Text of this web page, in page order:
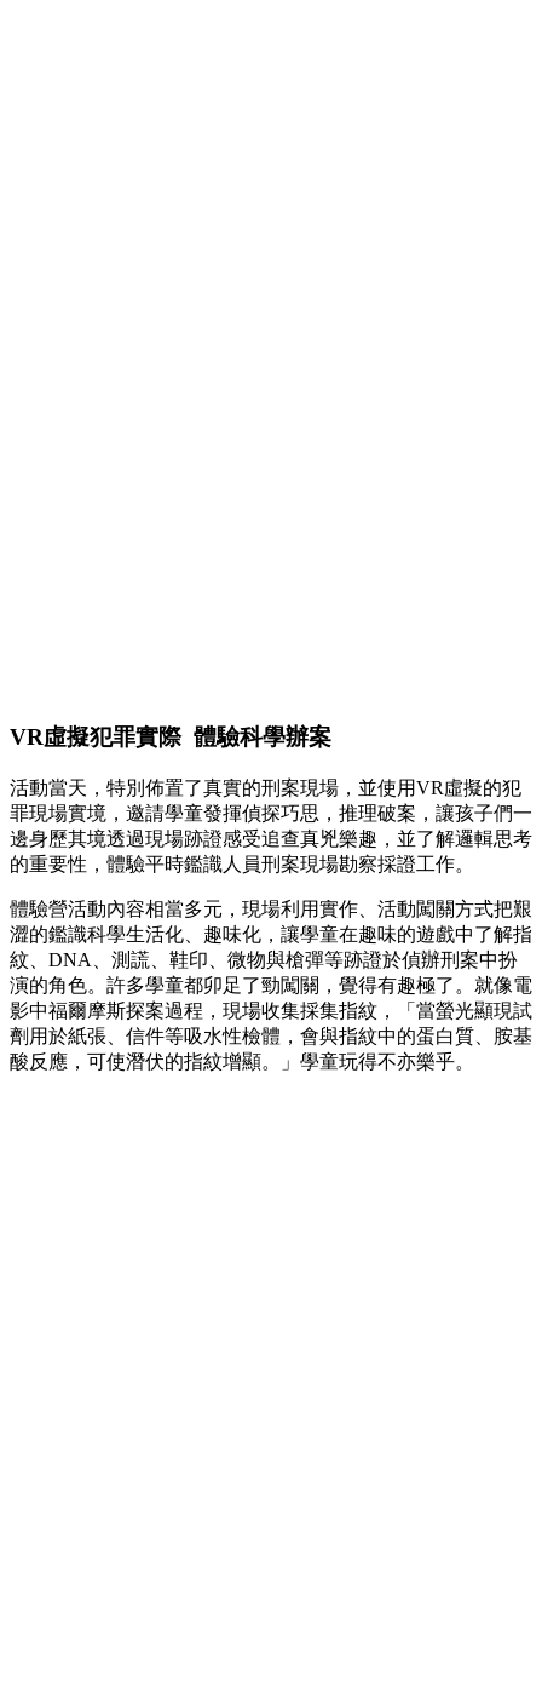
VR虛擬犯罪實際 體驗科學辦案
活動當天，特別佈置了真實的刑案現場，並使用VR虛擬的犯
罪現場實境，邀請學童發揮偵探巧思，推理破案，讓孩子們一
邊身歷其境透過現場跡證感受追查真兇樂趣，並了解邏輯思考
的重要性，體驗平時鑑識人員刑案現場勘察採證工作。
體驗營活動內容相當多元，現場利用實作、活動闖關方式把艱
澀的鑑識科學生活化、趣味化，讓學童在趣味的遊戲中了解指
紋、DNA、測謊、鞋印、微物與槍彈等跡證於偵辦刑案中扮
演的角色。許多學童都卯足了勁闖關，覺得有趣極了。就像電
影中福爾摩斯探案過程，現場收集採集指紋，「當螢光顯現試
劑用於紙張、信件等吸水性檢體，會與指紋中的蛋白質、胺基
酸反應，可使潛伏的指紋增顯。」學童玩得不亦樂乎。